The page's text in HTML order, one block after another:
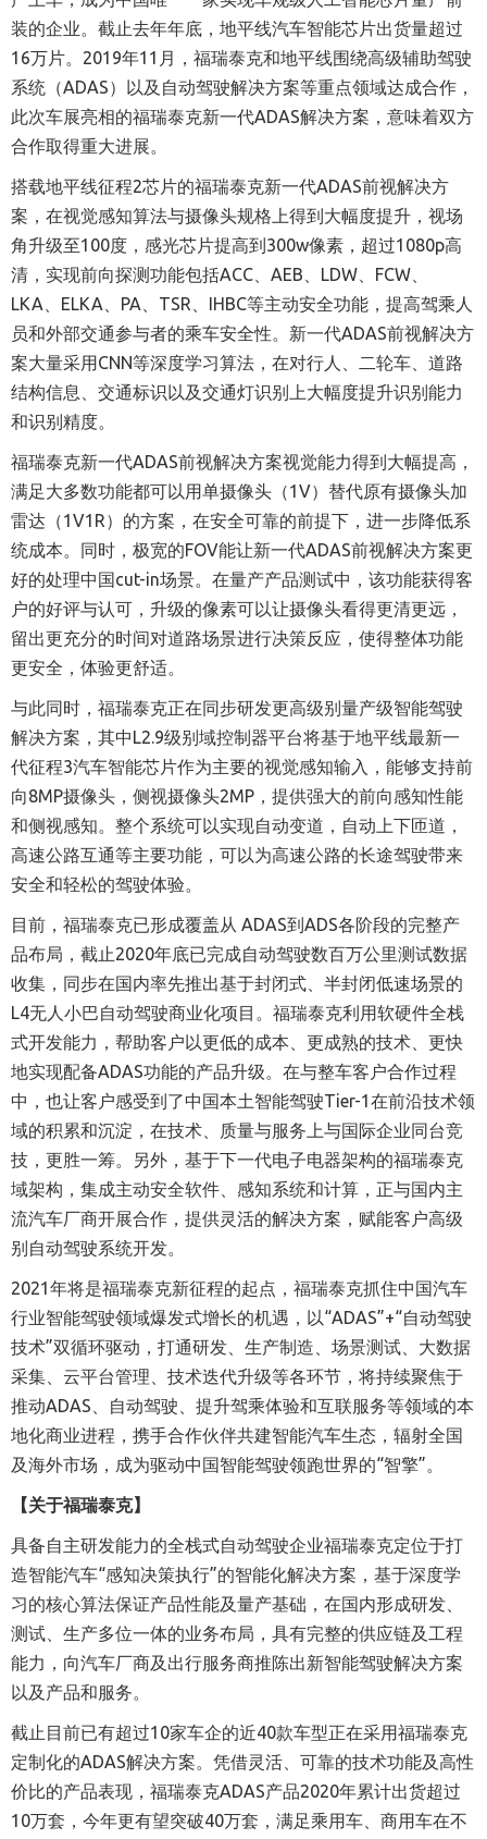
装的企业。截止去年年底，地平线汽车智能芯片出货量超过
16万片。2019年11月，福瑞泰克和地平线围绕高级辅助驾驶
系统（ADAS）以及自动驾驶解决方案等重点领域达成合作，
此次车展亮相的福瑞泰克新一代ADAS解决方案，意味着双方
合作取得重大进展。
搭载地平线征程2芯片的福瑞泰克新一代ADAS前视解决方
案，在视觉感知算法与摄像头规格上得到大幅度提升，视场
角升级至100度，感光芯片提高到300w像素，超过1080p高
清，实现前向探测功能包括ACC、AEB、LDW、FCW、
LKA、ELKA、PA、TSR、IHBC等主动安全功能，提高驾乘人
员和外部交通参与者的乘车安全性。新一代ADAS前视解决方
案大量采用CNN等深度学习算法，在对行人、二轮车、道路
结构信息、交通标识以及交通灯识别上大幅度提升识别能力
和识别精度。
福瑞泰克新一代ADAS前视解决方案视觉能力得到大幅提高，
满足大多数功能都可以用单摄像头（1V）替代原有摄像头加
雷达（1V1R）的方案，在安全可靠的前提下，进一步降低系
统成本。同时，极宽的FOV能让新一代ADAS前视解决方案更
好的处理中国cut-in场景。在量产产品测试中，该功能获得客
户的好评与认可，升级的像素可以让摄像头看得更清更远，
留出更充分的时间对道路场景进行决策反应，使得整体功能
更安全，体验更舒适。
与此同时，福瑞泰克正在同步研发更高级别量产级智能驾驶
解决方案，其中L2.9级别域控制器平台将基于地平线最新一
代征程3汽车智能芯片作为主要的视觉感知输入，能够支持前
向8MP摄像头，侧视摄像头2MP，提供强大的前向感知性能
和侧视感知。整个系统可以实现自动变道，自动上下匝道，
高速公路互通等主要功能，可以为高速公路的长途驾驶带来
安全和轻松的驾驶体验。
目前，福瑞泰克已形成覆盖从 ADAS到ADS各阶段的完整产
品布局，截止2020年底已完成自动驾驶数百万公里测试数据
收集，同步在国内率先推出基于封闭式、半封闭低速场景的
L4无人小巴自动驾驶商业化项目。福瑞泰克利用软硬件全栈
式开发能力，帮助客户以更低的成本、更成熟的技术、更快
地实现配备ADAS功能的产品升级。在与整车客户合作过程
中，也让客户感受到了中国本土智能驾驶Tier-1在前沿技术领
域的积累和沉淀，在技术、质量与服务上与国际企业同台竞
技，更胜一筹。另外，基于下一代电子电器架构的福瑞泰克
域架构，集成主动安全软件、感知系统和计算，正与国内主
流汽车厂商开展合作，提供灵活的解决方案，赋能客户高级
别自动驾驶系统开发。
2021年将是福瑞泰克新征程的起点，福瑞泰克抓住中国汽车
行业智能驾驶领域爆发式增长的机遇，以“ADAS”+“自动驾驶
技术”双循环驱动，打通研发、生产制造、场景测试、大数据
采集、云平台管理、技术迭代升级等各环节，将持续聚焦于
推动ADAS、自动驾驶、提升驾乘体验和互联服务等领域的本
地化商业进程，携手合作伙伴共建智能汽车生态，辐射全国
及海外市场，成为驱动中国智能驾驶领跑世界的“智擎”。
【关于福瑞泰克】
具备自主研发能力的全栈式自动驾驶企业福瑞泰克定位于打
造智能汽车“感知决策执行”的智能化解决方案，基于深度学
习的核心算法保证产品性能及量产基础，在国内形成研发、
测试、生产多位一体的业务布局，具有完整的供应链及工程
能力，向汽车厂商及出行服务商推陈出新智能驾驶解决方案
以及产品和服务。
截止目前已有超过10家车企的近40款车型正在采用福瑞泰克
定制化的ADAS解决方案。凭借灵活、可靠的技术功能及高性
价比的产品表现，福瑞泰克ADAS产品2020年累计出货超过
10万套，今年更有望突破40万套，满足乘用车、商用车在不